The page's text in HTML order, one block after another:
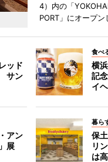
4）内の「
PORT」にオープン
ッド
サン
食べ
横
記
イヘ
アン
展
暮ら
保
リ
は